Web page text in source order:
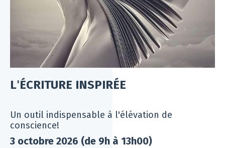
L'ÉCRITURE INSPIRÉE
Un outil indispensable à l'élévation de
conscience!
3 octobre 2026 (de 9h à 13h00)